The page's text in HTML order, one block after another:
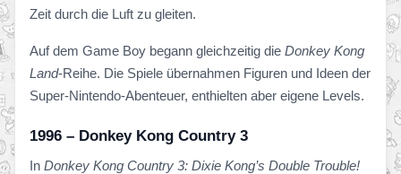
Zeit durch die Luft zu gleiten.
Auf dem Game Boy begann gleichzeitig die Donkey Kong
Land-Reihe. Die Spiele übernahmen Figuren und Ideen der
Super-Nintendo-Abenteuer, enthielten aber eigene Levels.
1996 – Donkey Kong Country 3
In Donkey Kong Country 3: Dixie Kong’s Double Trouble!